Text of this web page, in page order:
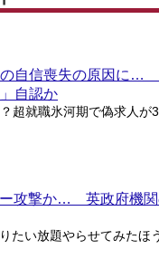
の自信喪失の原因に…
自認か
超就職氷河期で偽求人が
ー攻撃か… 英政府機
たい放題やらせてみたほ